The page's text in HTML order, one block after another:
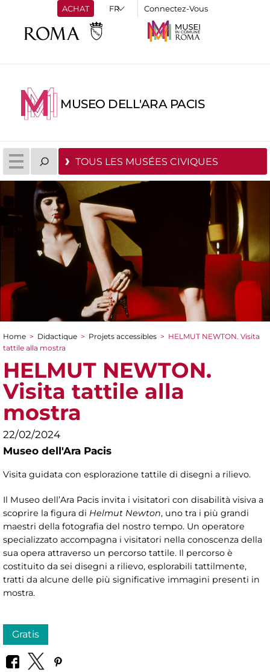
ACHAT Connectez-Vous
MUSEO DELL'ARA PACIS
TOUS LES MUSÉES CIVIQUES
You are here
Home > Didactique > Projets accessibles > HELMUT NEWTON. Visita
tattile alla mostra
HELMUT NEWTON.
Visita tattile alla
mostra
22/02/2024
Museo dell'Ara Pacis
Visita guidata con esplorazione tattile di disegni a rilievo.
Il Museo dell’Ara Pacis invita i visitatori con disabilità visiva a
scoprire la figura di Helmut Newton, uno tra i più grandi
maestri della fotografia del nostro tempo. Un operatore
specializzato accompagna i visitatori nella conoscenza della
sua opera attraverso un percorso tattile. Il percorso è
costituito da sei disegni a rilievo, esplorabili tattilmente,
tratti da alcune delle più significative immagini presenti in
mostra.
Gratis